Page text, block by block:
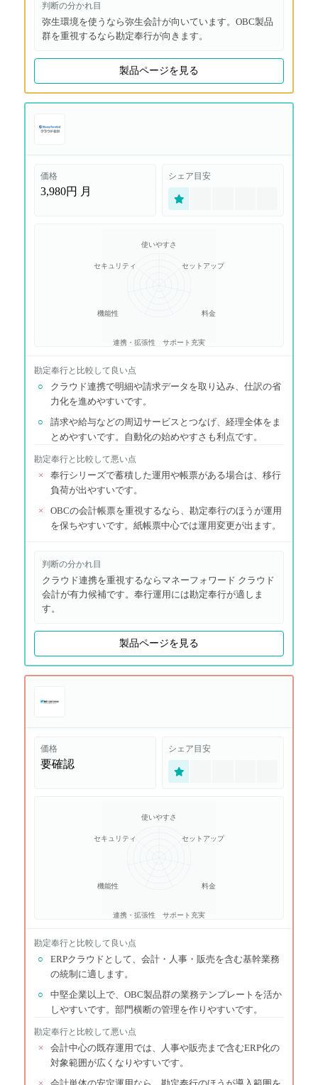
判断の分かれ目
弥生環境を使うなら弥生会計が向いています。OBC製品
群を重視するなら勘定奉行が向きます。
製品ページを見る
価格
3,980円 月
シェア目安
使いやすさ
セットアップ
料金
サポート充実
連携・拡張性
機能性
セキュリティ
勘定奉行と比較して良い点
○
クラウド連携で明細や請求データを取り込み、仕訳の省
力化を進めやすいです。
○
請求や給与などの周辺サービスとつなげ、経理全体をま
とめやすいです。自動化の始めやすさも利点です。
勘定奉行と比較して悪い点
×
奉行シリーズで蓄積した運用や帳票がある場合は、移行
負荷が出やすいです。
×
OBCの会計帳票を重視するなら、勘定奉行のほうが運用
を保ちやすいです。紙帳票中心では運用変更が出ます。
判断の分かれ目
クラウド連携を重視するならマネーフォワード クラウド
会計が有力候補です。奉行運用には勘定奉行が適しま
す。
製品ページを見る
価格
要確認
シェア目安
使いやすさ
セットアップ
料金
サポート充実
連携・拡張性
機能性
セキュリティ
勘定奉行と比較して良い点
○
ERPクラウドとして、会計・人事・販売を含む基幹業務
の統制に適します。
○
中堅企業以上で、OBC製品群の業務テンプレートを活か
しやすいです。部門横断の管理を作りやすいです。
勘定奉行と比較して悪い点
×
会計中心の既存運用では、人事や販売まで含むERP化の
対象範囲が広くなりやすいです。